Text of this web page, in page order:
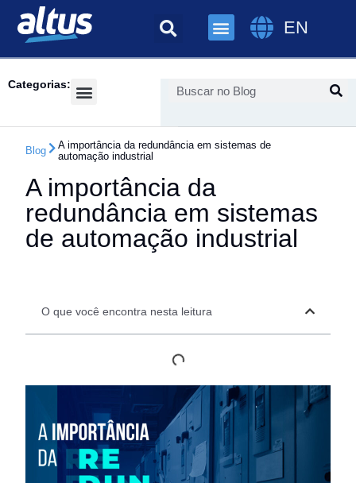
EN
Categorias:
Blog
A importância da redundância em sistemas de
automação industrial
A importância da
redundância em sistemas
de automação industrial
O que você encontra nesta leitura